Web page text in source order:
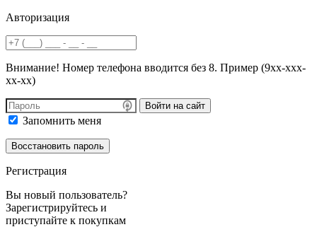
Авторизация
Внимание! Номер телефона вводится без 8. Пример (9хх-ххх-
хх-хх)
Войти на сайт
Запомнить меня
Регистрация
Вы новый пользователь?
Зарегистрируйтесь и
приступайте к покупкам